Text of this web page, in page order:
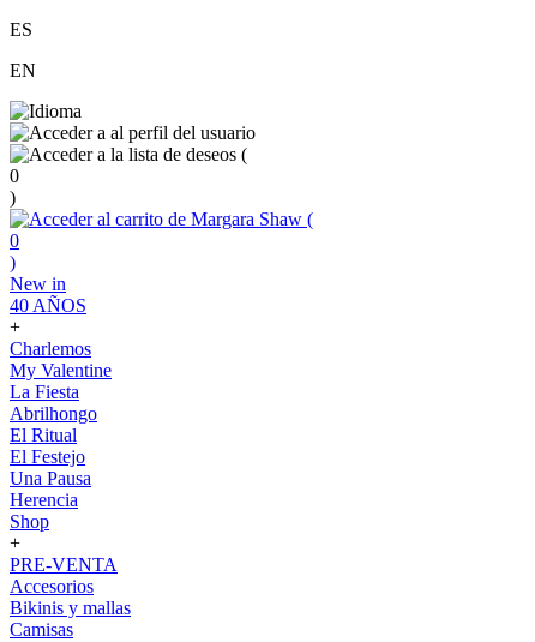
ES
EN
(
0
)
(
0
)
New in
40 AÑOS
+
Charlemos
My Valentine
La Fiesta
Abrilhongo
El Ritual
El Festejo
Una Pausa
Herencia
Shop
+
PRE-VENTA
Accesorios
Bikinis y mallas
Camisas